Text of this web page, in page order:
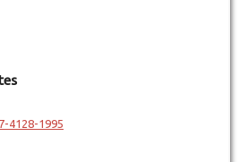
4128-1995